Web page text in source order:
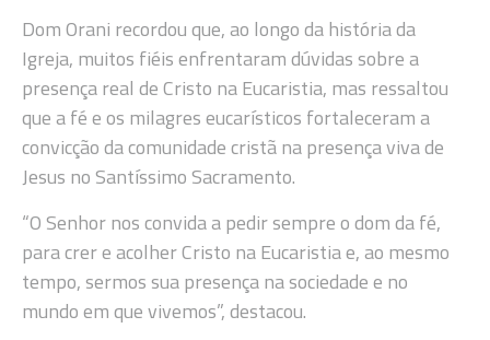
Dom Orani recordou que, ao longo da história da
Igreja, muitos fiéis enfrentaram dúvidas sobre a
presença real de Cristo na Eucaristia, mas ressaltou
que a fé e os milagres eucarísticos fortaleceram a
convicção da comunidade cristã na presença viva de
Jesus no Santíssimo Sacramento.
“O Senhor nos convida a pedir sempre o dom da fé,
para crer e acolher Cristo na Eucaristia e, ao mesmo
tempo, sermos sua presença na sociedade e no
mundo em que vivemos”, destacou.